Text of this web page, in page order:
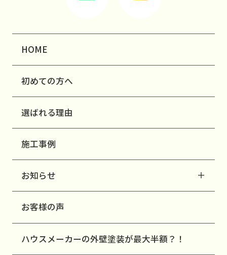
HOME
初めての方へ
選ばれる理由
施工事例
お知らせ
お客様の声
ハウスメーカーの外壁塗装が最大半額？！